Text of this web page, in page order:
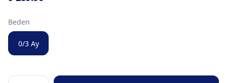
Beden
0/3 Ay